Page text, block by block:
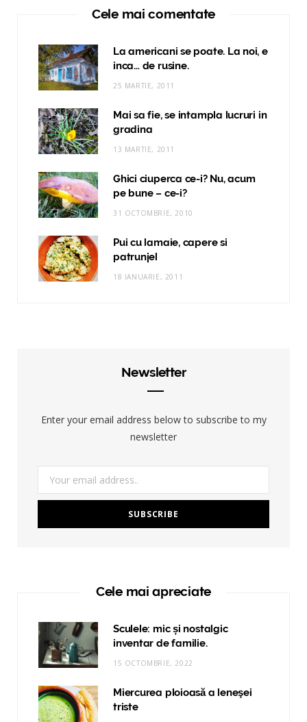
Cele mai comentate
La americani se poate. La noi, e
inca… de rusine.
25 MARTIE, 2011
Mai sa fie, se intampla lucruri in
gradina
13 MARTIE, 2011
Ghici ciuperca ce-i? Nu, acum
pe bune – ce-i?
31 OCTOMBRIE, 2010
Pui cu lamaie, capere si
patrunjel
18 IANUARIE, 2011
Newsletter
Enter your email address below to subscribe to my
newsletter
Cele mai apreciate
Sculele: mic și nostalgic
inventar de familie.
15 OCTOMBRIE, 2022
Miercurea ploioasă a leneşei
triste